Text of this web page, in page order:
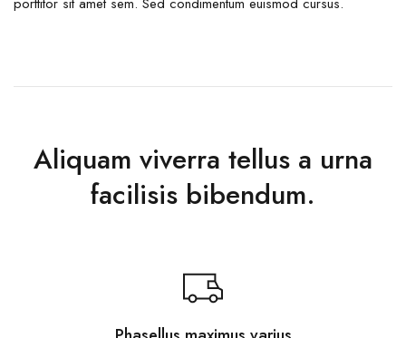
Aliquam viverra tellus a urna
facilisis bibendum.